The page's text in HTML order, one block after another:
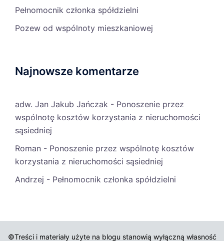
Pełnomocnik członka spółdzielni
Pozew od wspólnoty mieszkaniowej
Najnowsze komentarze
adw. Jan Jakub Jańczak - Ponoszenie przez
wspólnotę kosztów korzystania z nieruchomości
sąsiedniej
Roman - Ponoszenie przez wspólnotę kosztów
korzystania z nieruchomości sąsiedniej
Andrzej - Pełnomocnik członka spółdzielni
©Treści i materiały użyte na blogu stanowią wyłączną własność